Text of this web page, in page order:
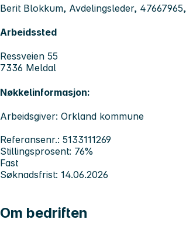
Berit Blokkum, Avdelingsleder, 47667965,
Arbeidssted
Ressveien 55
7336 Meldal
Nøkkelinformasjon:
Arbeidsgiver: Orkland kommune
Referansenr.: 5133111269
Stillingsprosent: 76%
Fast
Søknadsfrist: 14.06.2026
Om bedriften